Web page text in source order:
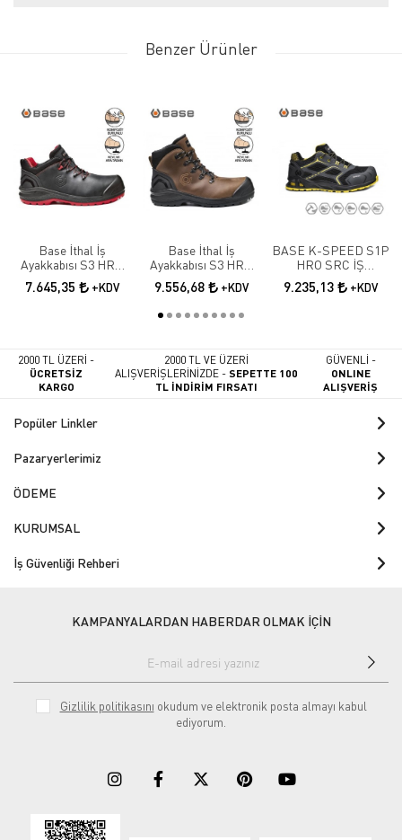
Benzer Ürünler
Base İthal İş
Ayakkabısı S3 HRO
SRC B0887N
7.645,35 +KDV
Base İthal İş
Ayakkabısı S3 HRO
SRC B0888
9.556,68 +KDV
BASE K-SPEED S1P
HRO SRC İŞ
AYAKKABISI
9.235,13 +KDV
2000 TL ÜZERİ -
ÜCRETSİZ
KARGO
2000 TL VE ÜZERİ
ALIŞVERİŞLERİNİZDE -SEPETTE 100
TL İNDİRİM FIRSATI
GÜVENLİ -
ONLINE
ALIŞVERİŞ
Popüler Linkler
Pazaryerlerimiz
ÖDEME
KURUMSAL
İş Güvenliği Rehberi
KAMPANYALARDAN HABERDAR OLMAK İÇİN
Gizlilik politikasını okudum ve elektronik posta almayı kabul
ediyorum.